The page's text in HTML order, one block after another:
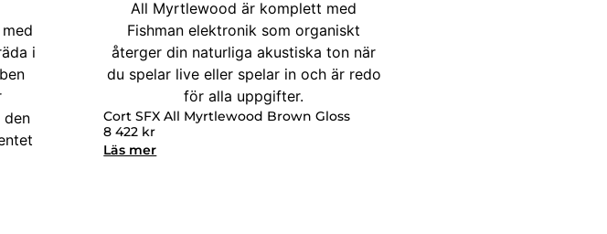
Cort SFX All Myrtlewood Brown Gloss
8 422 kr
Läs mer